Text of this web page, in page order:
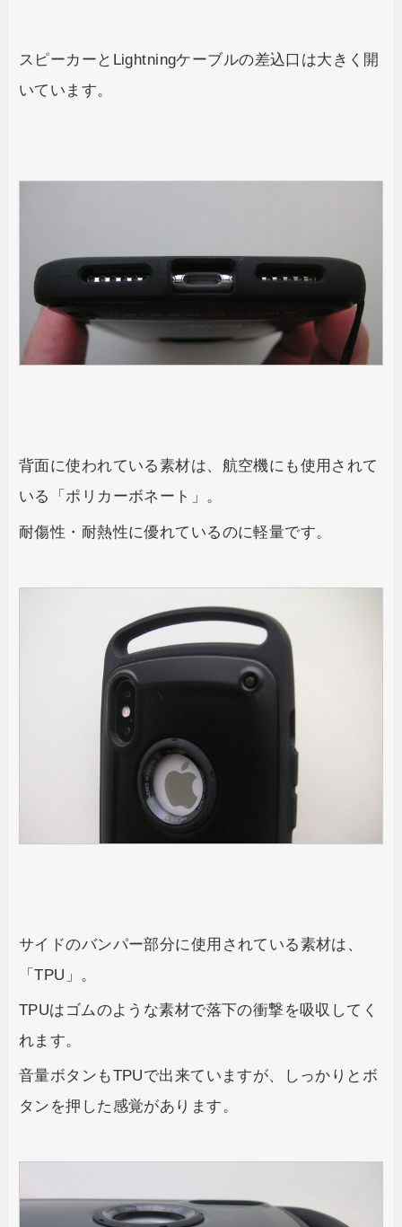
スピーカーとLightningケーブルの差込口は大きく開
いています。
背面に使われている素材は、航空機にも使用されて
いる「ポリカーボネート」。
耐傷性・耐熱性に優れているのに軽量です。
サイドのバンパー部分に使用されている素材は、
「TPU」。
TPUはゴムのような素材で落下の衝撃を吸収してく
れます。
音量ボタンもTPUで出来ていますが、しっかりとボ
タンを押した感覚があります。